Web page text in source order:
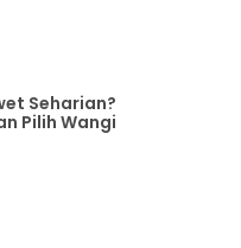
Seharian?
Pilih Wangi